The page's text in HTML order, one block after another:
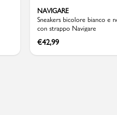
NAVIGARE
Sneakers bicolore bianco e
con strappo Navigare
€42,99